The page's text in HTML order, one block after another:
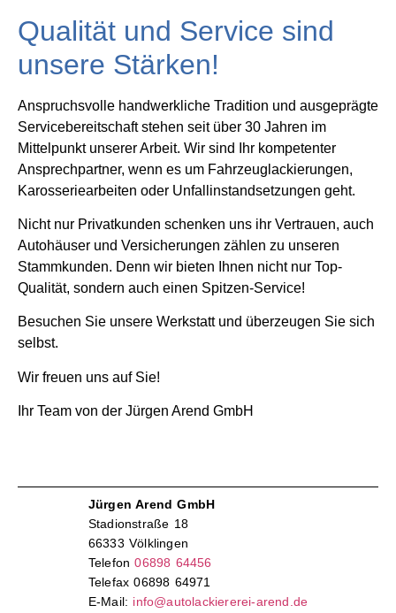
Qualität und Service sind
unsere Stärken!
Anspruchsvolle handwerkliche Tradition und ausgeprägte
Servicebereitschaft stehen seit über 30 Jahren im
Mittelpunkt unserer Arbeit. Wir sind Ihr kompetenter
Ansprechpartner, wenn es um Fahrzeuglackierungen,
Karosseriearbeiten oder Unfallinstandsetzungen geht.
Nicht nur Privatkunden schenken uns ihr Vertrauen, auch
Autohäuser und Versicherungen zählen zu unseren
Stammkunden. Denn wir bieten Ihnen nicht nur Top-
Qualität, sondern auch einen Spitzen-Service!
Besuchen Sie unsere Werkstatt und überzeugen Sie sich
selbst.
Wir freuen uns auf Sie!
Ihr Team von der Jürgen Arend GmbH
Jürgen Arend GmbH
Stadionstraße 18
66333 Völklingen
Telefon06898 64456
Telefax 06898 64971
E-Mail: info@autolackiererei-arend.de